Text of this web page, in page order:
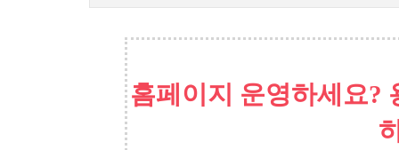
홈페이지 운영하세요?